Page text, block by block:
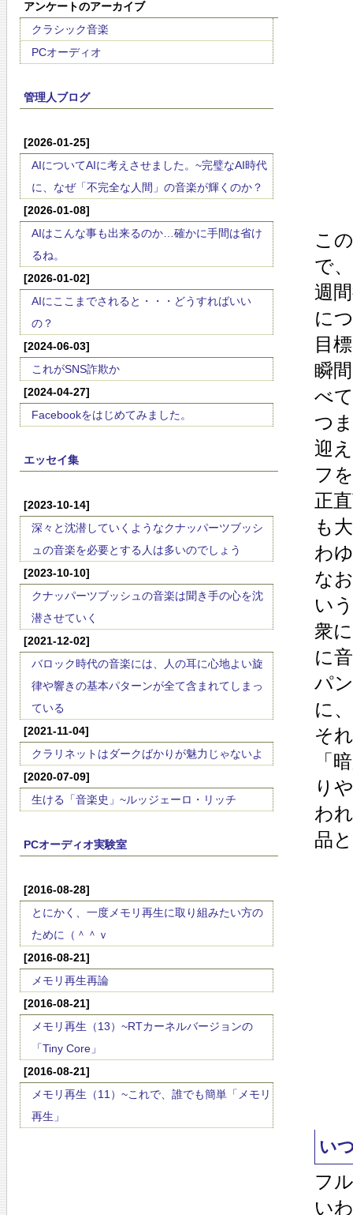
アンケートのアーカイブ
クラシック音楽
PCオーディオ
管理人ブログ
[2026-01-25]
AIについてAIに考えさせました。~完璧なAI時代
に、なぜ「不完全な人間」の音楽が輝くのか？
[2026-01-08]
AIはこんな事も出来るのか…確かに手間は省け
るね。
[2026-01-02]
AIにここまでされると・・・どうすればいい
の？
[2024-06-03]
これがSNS詐欺か
[2024-04-27]
Facebookをはじめてみました。
エッセイ集
[2023-10-14]
深々と沈潜していくようなクナッパーツブッシ
ュの音楽を必要とする人は多いのでしょう
[2023-10-10]
クナッパーツブッシュの音楽は聞き手の心を沈
潜させていく
[2021-12-02]
バロック時代の音楽には、人の耳に心地よい旋
律や響きの基本パターンが全て含まれてしまっ
ている
[2021-11-04]
クラリネットはダークばかりが魅力じゃないよ
[2020-07-09]
生ける「音楽史」~ルッジェーロ・リッチ
PCオーディオ実験室
[2016-08-28]
とにかく、一度メモリ再生に取り組みたい方の
ために（＾＾ｖ
[2016-08-21]
メモリ再生再論
[2016-08-21]
メモリ再生（13）~RTカーネルバージョンの
「Tiny Core」
[2016-08-21]
メモリ再生（11）~これで、誰でも簡単「メモリ
再生」
こ
で
週
に
目
瞬
べ
つ
迎
フ
正
も
わ
な
い
衆
に
パ
に
そ
「
り
わ
品
い
フ
い